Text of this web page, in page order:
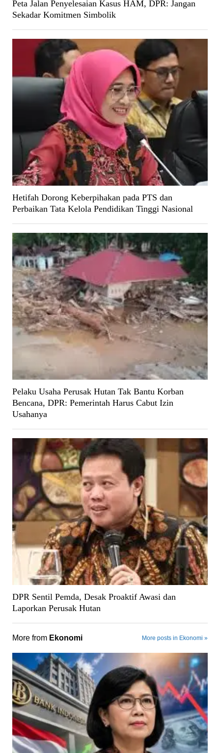
Peta Jalan Penyelesaian Kasus HAM, DPR: Jangan
Sekadar Komitmen Simbolik
Hetifah Dorong Keberpihakan pada PTS dan
Perbaikan Tata Kelola Pendidikan Tinggi Nasional
Pelaku Usaha Perusak Hutan Tak Bantu Korban
Bencana, DPR: Pemerintah Harus Cabut Izin
Usahanya
DPR Sentil Pemda, Desak Proaktif Awasi dan
Laporkan Perusak Hutan
More from Ekonomi More posts in Ekonomi »